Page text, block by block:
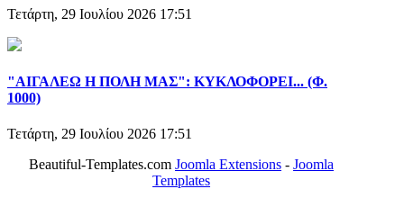
Τετάρτη, 29 Ιουλίου 2026 17:51
"ΑΙΓΑΛΕΩ Η ΠΟΛΗ ΜΑΣ": ΚΥΚΛΟΦΟΡΕΙ... (Φ.
1000)
Τετάρτη, 29 Ιουλίου 2026 17:51
Beautiful-Templates.comJoomla Extensions -Joomla
Templates